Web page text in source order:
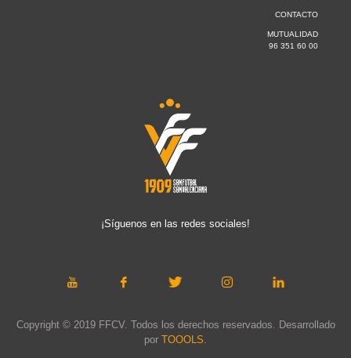
CONTACTO
MUTUALIDAD
96 351 60 00
¡Síguenos en las redes sociales!
Copyright © 2019 FFCV. Todos los derechos reservados. Desarrollado
por TOOOLS